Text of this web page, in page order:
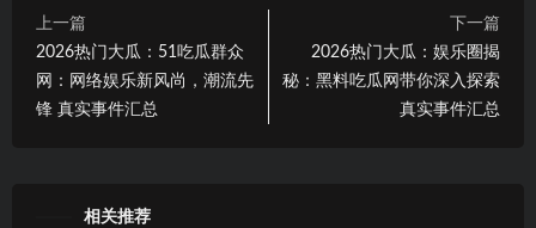
上一篇
2026热门大瓜：51吃瓜群众
网：网络娱乐新风尚，潮流先
锋 真实事件汇总
下一篇
2026热门大瓜：娱乐圈揭
秘：黑料吃瓜网带你深入探索
真实事件汇总
相关推荐